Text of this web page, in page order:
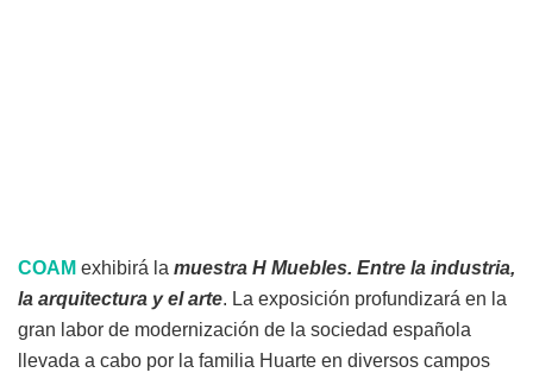
COAM exhibirá la muestra H Muebles. Entre la industria,
la arquitectura y el arte. La exposición profundizará en la
gran labor de modernización de la sociedad española
llevada a cabo por la familia Huarte en diversos campos